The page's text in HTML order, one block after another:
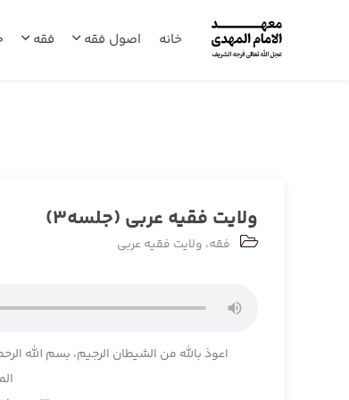
خانه اصول فقه فقه
ولایت فقیه عربی (جلسه3)
فقه، ولایت فقیه عربی
اعوذ بالله من الشیطان الرجیم، بسم الله